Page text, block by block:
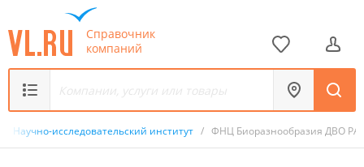
Справочник
компаний
Научно-исследовательский институт / ФНЦ Биоразнообразия ДВО